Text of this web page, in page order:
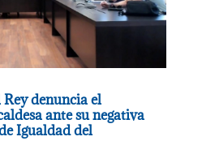
denuncia el
ante su negativa
Igualdad del